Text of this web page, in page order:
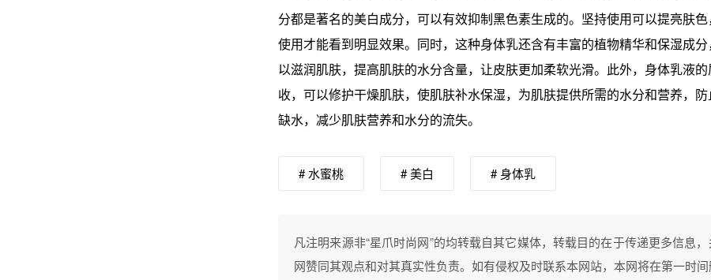
分都是著名的美白成分，可以有效抑制黑色素生成的。坚持使用可以提亮肤
使用才能看到明显效果。同时，这种身体乳还含有丰富的植物精华和保湿成
以滋润肌肤，提高肌肤的水分含量，让皮肤更加柔软光滑。此外，身体乳液
收，可以修护干燥肌肤，使肌肤补水保湿，为肌肤提供所需的水分和营养，
缺水，减少肌肤营养和水分的流失。
# 水蜜桃 # 美白 # 身体乳
凡注明来源非“星爪时尚网”的均转载自其它媒体，转载目的在于传递更多信息
网赞同其观点和对其真实性负责。如有侵权及时联系本网站，本网将在第一时